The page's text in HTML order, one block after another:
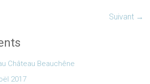
Suivant →
Château Beauchêne
2017